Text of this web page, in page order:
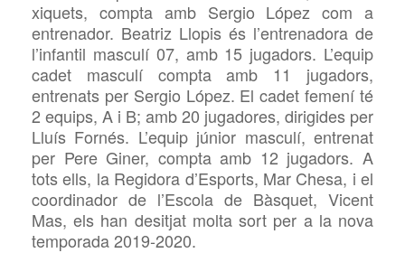
xiquets, compta amb Sergio López com a
entrenador. Beatriz Llopis és l’entrenadora de
l’infantil masculí 07, amb 15 jugadors. L’equip
cadet masculí compta amb 11 jugadors,
entrenats per Sergio López. El cadet femení té
2 equips, A i B; amb 20 jugadores, dirigides per
Lluís Fornés. L’equip júnior masculí, entrenat
per Pere Giner, compta amb 12 jugadors. A
tots ells, la Regidora d’Esports, Mar Chesa, i el
coordinador de l’Escola de Bàsquet, Vicent
Mas, els han desitjat molta sort per a la nova
temporada 2019-2020.